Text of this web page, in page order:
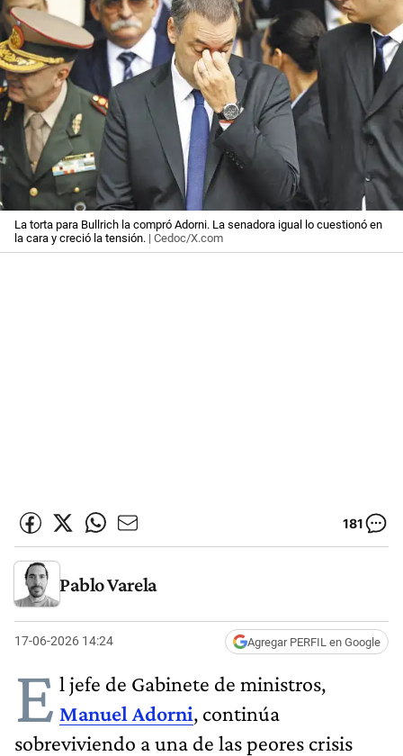
La torta para Bullrich la compró Adorni. La senadora igual lo cuestionó en
la cara y creció la tensión. | Cedoc/X.com
181
Pablo Varela
17-06-2026 14:24 Agregar PERFIL en Google
E l jefe de Gabinete de ministros,
Manuel Adorni, continúa
sobreviviendo a una de las peores crisis